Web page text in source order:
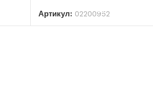
Артикул: 02200952